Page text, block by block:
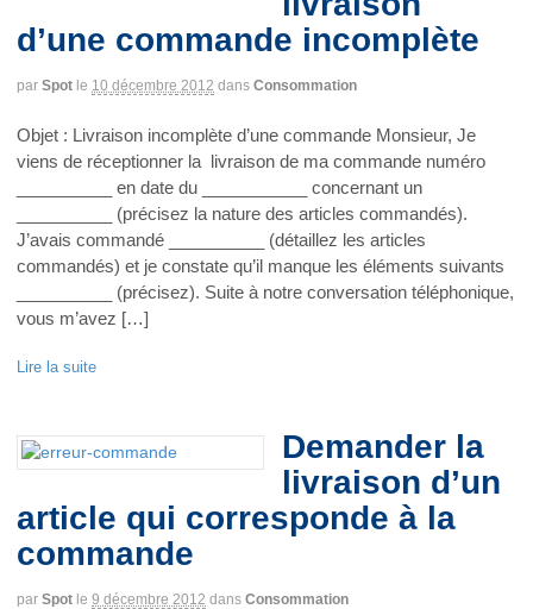
d’une commande incomplète
par Spot le 10 décembre 2012 dans Consommation
Objet : Livraison incomplète d’une commande Monsieur, Je
viens de réceptionner la livraison de ma commande numéro
__________ en date du ___________ concernant un
__________ (précisez la nature des articles commandés).
J’avais commandé __________ (détaillez les articles
commandés) et je constate qu’il manque les éléments suivants
__________ (précisez). Suite à notre conversation téléphonique,
vous m’avez […]
Lire la suite
Demander la
livraison d’un
article qui corresponde à la
commande
par Spot le 9 décembre 2012 dans Consommation